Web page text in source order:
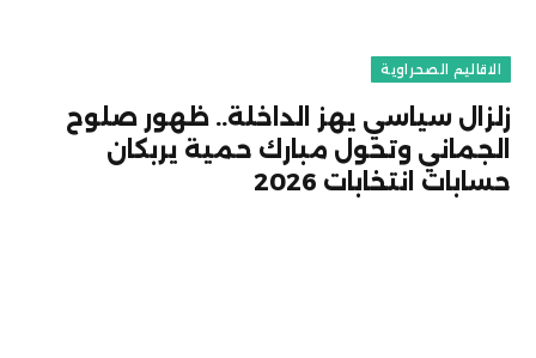
الاقاليم الصحراوية
زلزال سياسي يهز الداخلة.. ظهور صلوح
الجماني وتحول مبارك حمية يربكان
حسابات انتخابات 2026